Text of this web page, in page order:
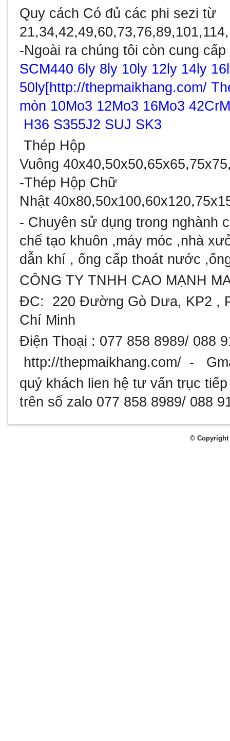
Quy cách Có đủ các phi sezi từ
-Ngoài ra chúng tôi còn cung
SCM440 6ly 8ly 10ly 12ly 14ly
50ly[http://thepmaikhang.com/
mòn 10Mo3 12Mo3 16Mo3
H36 S355J2 SUJ SK3
Thép Hộp
Vuông
-Thép Hộp Chữ
Nhật
- Chuyên sử dụng trong nghành
chế tạo khuôn ,máy móc ,nhà
dẫn khí , ống cấp thoát nước
CÔNG TY TNHH CAO MẠNH
ĐC: 220 Đường Gò Dưa, KP2 ,
Chí Minh
Điện Thoại : 077 858 8989/ 088
http://thepmaikhang.com/ -
quý khách lien hệ tư vấn trục
trên số zalo 077 858 8989/ 088
© Copyright